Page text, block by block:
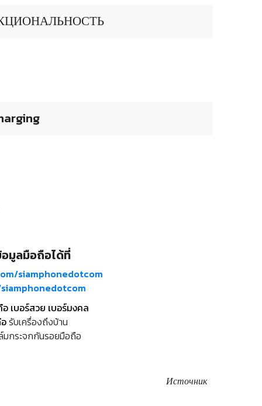
มูลมือถือได้ที่
siamphonedotcom
เบอร์สวย เบอร์มงคล
รับเครื่องถึงบ้าน
กระจกกันรอยมือถือ
Источник